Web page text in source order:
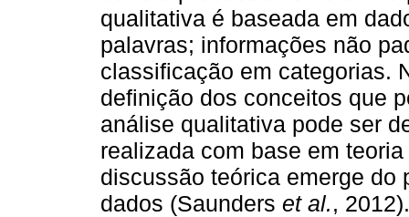
qualitativa é baseada em
palavras; informações não
classificação em categorias.
definição dos conceitos que
análise qualitativa pode ser
realizada com base em
discussão teórica emerge do
dados (Saunders et al., 2012).